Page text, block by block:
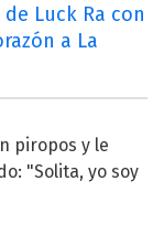
Luck Ra con
a La
piropos y le
"Solita, yo soy